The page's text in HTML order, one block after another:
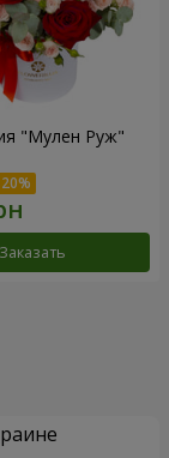
"Мулен Руж"
Заказать